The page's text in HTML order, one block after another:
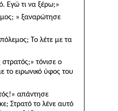
Εγώ τι να ξέρω;»
» ξαναρώτησε
Το λέτε με τα
στρατός;» τόνισε ο
το ειρωνικό ύφος του
απάντησε
Στρατό το λένε αυτό